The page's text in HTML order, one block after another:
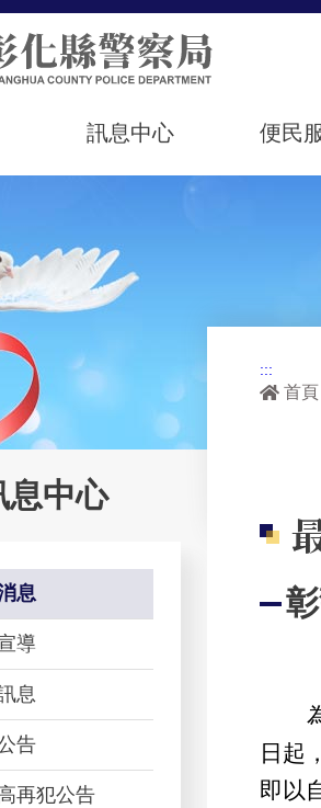
訊息中心 便民
息中心
息
導
息
告
再犯公告
:::
首頁
日起
即以